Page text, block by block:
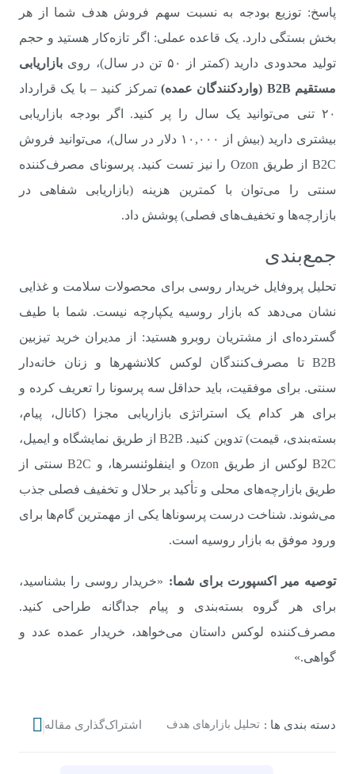
پاسخ: توزیع بودجه به نسبت سهم فروش هدف شما از هر
بخش بستگی دارد. یک قاعده عملی: اگر تازه‌کار هستید و حجم
تولید محدودی دارید (کمتر از ۵۰ تن در سال)، روی
بازاریابی
مستقیم B2B (واردکنندگان عمده)
تمرکز کنید – با یک قرارداد
۲۰ تنی می‌توانید یک سال را پر کنید. اگر بودجه بازاریابی
بیشتری دارید (بیش از ۱۰,۰۰۰ دلار در سال)، می‌توانید فروش
B2C از طریق Ozon را نیز تست کنید. پرسونای مصرف‌کننده
سنتی را می‌توان با کمترین هزینه (بازاریابی شفاهی در
بازارچه‌ها و تخفیف‌های فصلی) پوشش داد.
جمع‌بندی
تحلیل پروفایل خریدار روسی برای محصولات سلامت و غذایی
نشان می‌دهد که بازار روسیه یکپارچه نیست. شما با طیف
گسترده‌ای از مشتریان روبرو هستید: از مدیران خرید تیزبین
B2B تا مصرف‌کنندگان لوکس کلانشهرها و زنان خانه‌دار
سنتی. برای موفقیت، باید حداقل سه پرسونا را تعریف کرده و
برای هر کدام یک استراتژی بازاریابی مجزا (کانال، پیام،
بسته‌بندی، قیمت) تدوین کنید. B2B از طریق نمایشگاه و ایمیل،
B2C لوکس از طریق Ozon و اینفلوئنسرها، و B2C سنتی از
طریق بازارچه‌های محلی و تأکید بر حلال و تخفیف فصلی جذب
می‌شوند. شناخت درست پرسوناها یکی از مهمترین گام‌ها برای
ورود موفق به بازار روسیه است.
توصیه میر اکسپورت برای شما: «خریدار روسی را بشناسید،
برای هر گروه بسته‌بندی و پیام جداگانه طراحی کنید.
مصرف‌کننده لوکس داستان می‌خواهد، خریدار عمده عدد و
گواهی.»
دسته‌ بندی‌ ها : تحلیل بازارهای هدف اشتراک‌گذاری مقاله